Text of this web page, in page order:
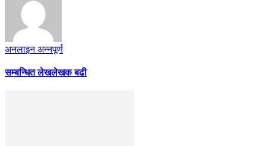
अनलाइन अन्नपूर्ण
सम्बन्धित लेखलेखक बढी